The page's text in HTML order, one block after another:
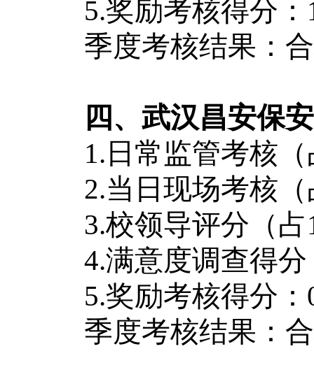
5.奖励考核得分：
季度考核结果：
四、武汉昌安保
1.日常监管考核（
2.当日现场考核（
3.校领导评分（
4.满意度调查得
5.奖励考核得分：
季度考核结果：